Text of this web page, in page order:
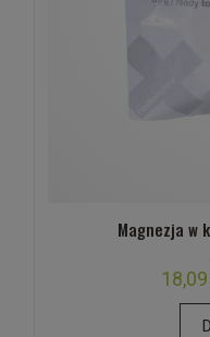
Magnezja w
18,09